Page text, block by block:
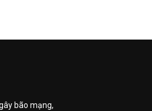
bão mạng,